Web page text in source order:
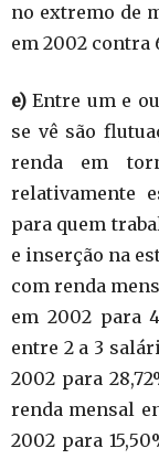
no extremo de
em 2002 contra
e) Entre um e
se vê são
renda em
relativamente
para quem
e inserção na
com renda
em 2002 para
entre 2 a 3
2002 para
renda mensal
2002 para